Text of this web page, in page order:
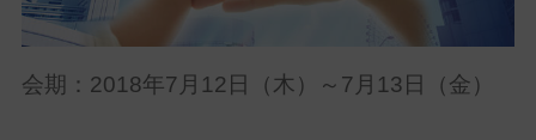
会期：2018年7月12日（木）～7月13日（金）